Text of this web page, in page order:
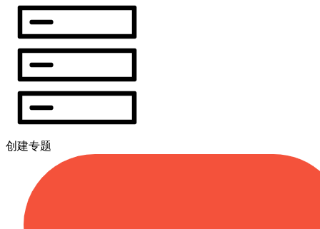
创建专题